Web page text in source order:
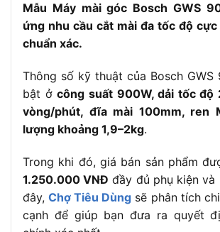
Đường kính lỗ
Arbor
16mm
Kích thước (D x
Trọng lượng
1.9kg (không tính cáp)
Điều chỉnh tốc
độ
Có (6 cấp độ điện tử,
đuôi máy)
Công tắc
2 chiều
Chất liệu vỏ máy
Nhựa cao cấp và hợp
Điện áp định
mức
220V – 230V
– Điều chỉnh tốc độ
Mẫu Máy mài góc Bosch GWS
ứng nhu cầu cắt mài đa tốc độ
chuẩn xác.
Thông số kỹ thuật của Bosch GWS
bật ởcông suất 900W, dải tốc độ
vòng/phút, đĩa mài 100mm, ren
lượng khoảng 1,9–2kg.
Trong khi đó, giá bán sản phẩm
1.250.000 VNĐ đầy đủ phụ kiện và
đây,Chợ Tiêu Dùng sẽ phân tích
cạnh để giúp bạn đưa ra quyết